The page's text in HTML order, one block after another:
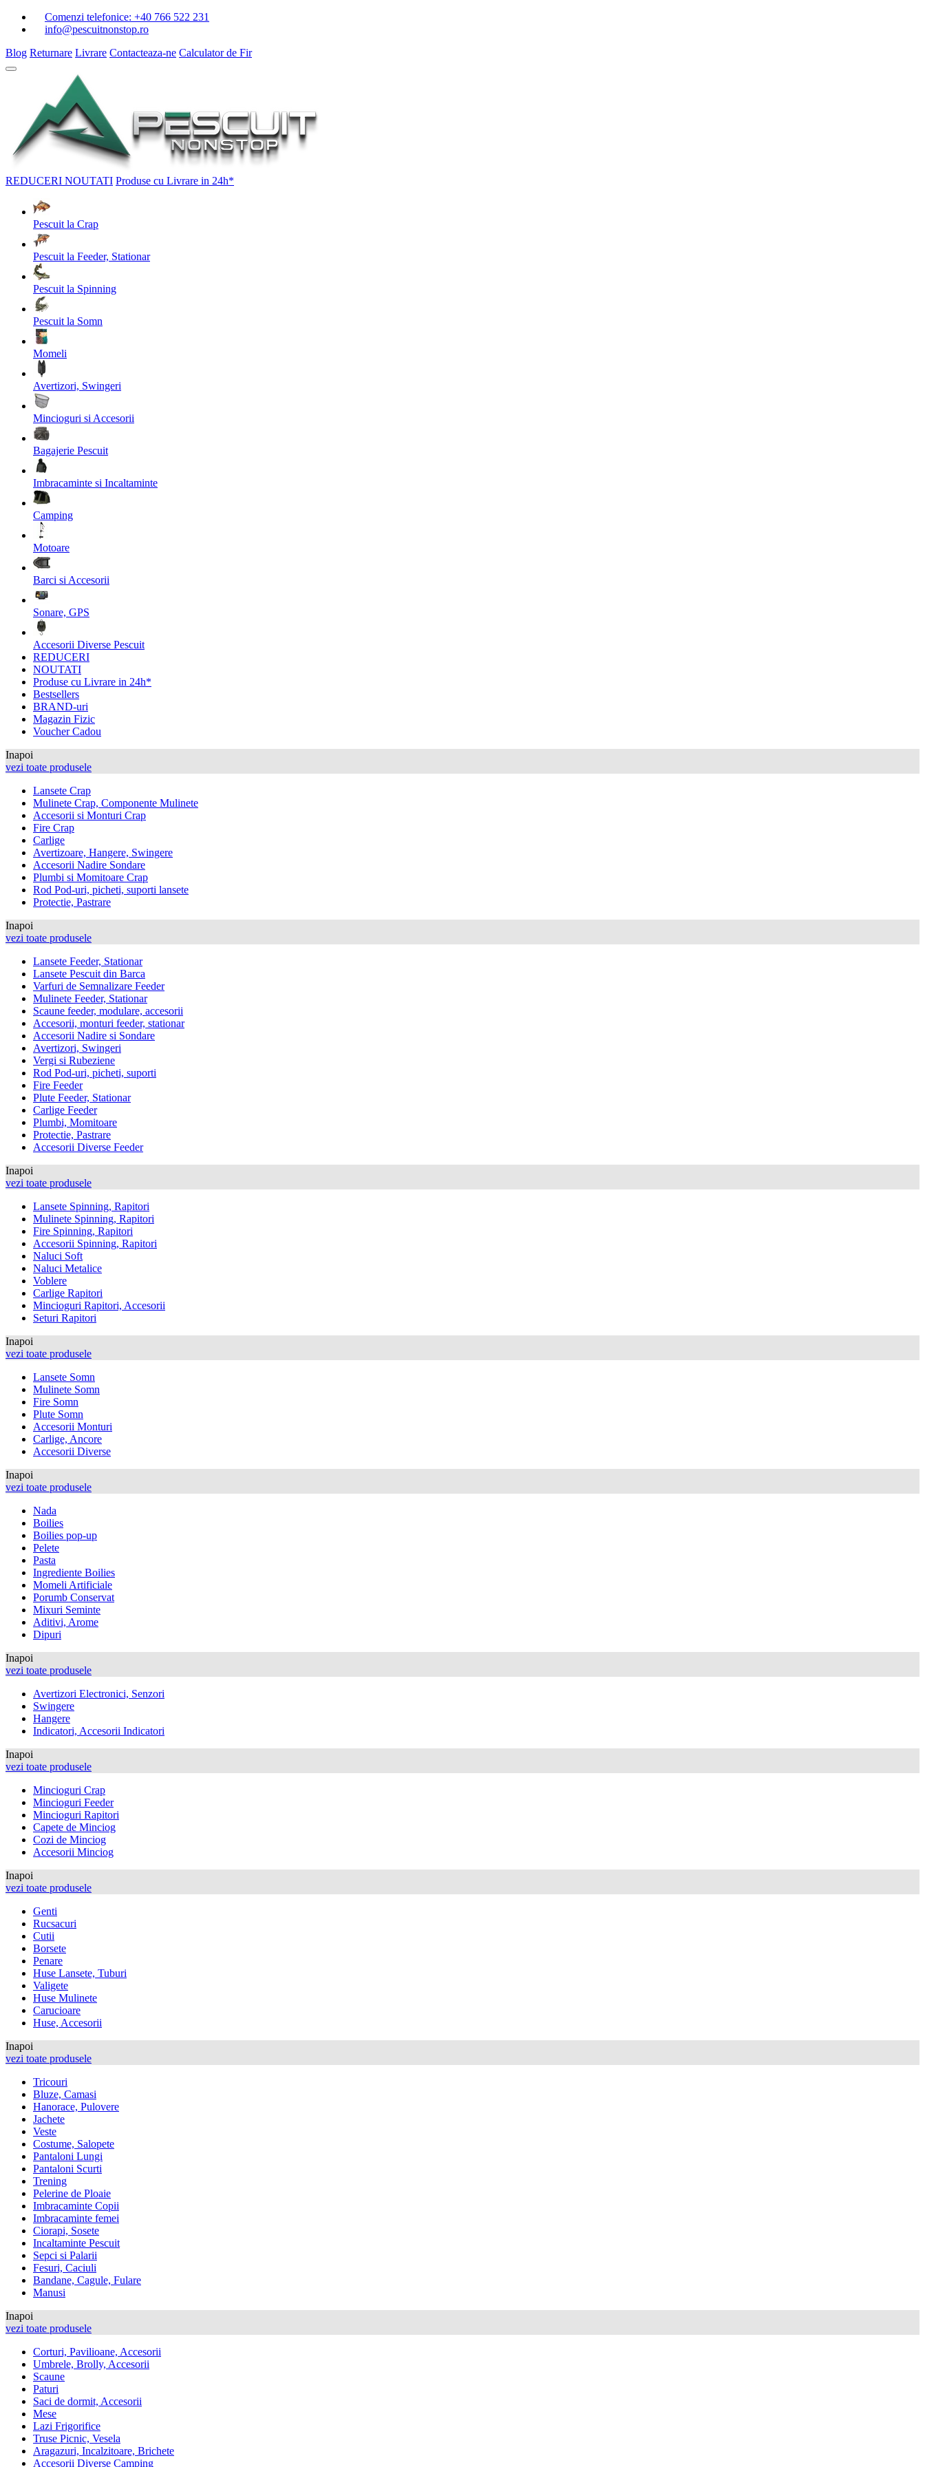
Comenzi telefonice: +40 766 522 231
info@pescuitnonstop.ro
Blog Returnare Livrare Contacteaza-ne Calculator de Fir
REDUCERI NOUTATI Produse cu Livrare in 24h*
Pescuit la Crap
Pescuit la Feeder, Stationar
Pescuit la Spinning
Pescuit la Somn
Momeli
Avertizori, Swingeri
Mincioguri si Accesorii
Bagajerie Pescuit
Imbracaminte si Incaltaminte
Camping
Motoare
Barci si Accesorii
Sonare, GPS
Accesorii Diverse Pescuit
REDUCERI
NOUTATI
Produse cu Livrare in 24h*
Bestsellers
BRAND-uri
Magazin Fizic
Voucher Cadou
Inapoi
vezi toate produsele
Lansete Crap
Mulinete Crap, Componente Mulinete
Accesorii si Monturi Crap
Fire Crap
Carlige
Avertizoare, Hangere, Swingere
Accesorii Nadire Sondare
Plumbi si Momitoare Crap
Rod Pod-uri, picheti, suporti lansete
Protectie, Pastrare
Inapoi
vezi toate produsele
Lansete Feeder, Stationar
Lansete Pescuit din Barca
Varfuri de Semnalizare Feeder
Mulinete Feeder, Stationar
Scaune feeder, modulare, accesorii
Accesorii, monturi feeder, stationar
Accesorii Nadire si Sondare
Avertizori, Swingeri
Vergi si Rubeziene
Rod Pod-uri, picheti, suporti
Fire Feeder
Plute Feeder, Stationar
Carlige Feeder
Plumbi, Momitoare
Protectie, Pastrare
Accesorii Diverse Feeder
Inapoi
vezi toate produsele
Lansete Spinning, Rapitori
Mulinete Spinning, Rapitori
Fire Spinning, Rapitori
Accesorii Spinning, Rapitori
Naluci Soft
Naluci Metalice
Voblere
Carlige Rapitori
Mincioguri Rapitori, Accesorii
Seturi Rapitori
Inapoi
vezi toate produsele
Lansete Somn
Mulinete Somn
Fire Somn
Plute Somn
Accesorii Monturi
Carlige, Ancore
Accesorii Diverse
Inapoi
vezi toate produsele
Nada
Boilies
Boilies pop-up
Pelete
Pasta
Ingrediente Boilies
Momeli Artificiale
Porumb Conservat
Mixuri Seminte
Aditivi, Arome
Dipuri
Inapoi
vezi toate produsele
Avertizori Electronici, Senzori
Swingere
Hangere
Indicatori, Accesorii Indicatori
Inapoi
vezi toate produsele
Mincioguri Crap
Mincioguri Feeder
Mincioguri Rapitori
Capete de Minciog
Cozi de Minciog
Accesorii Minciog
Inapoi
vezi toate produsele
Genti
Rucsacuri
Cutii
Borsete
Penare
Huse Lansete, Tuburi
Valigete
Huse Mulinete
Carucioare
Huse, Accesorii
Inapoi
vezi toate produsele
Tricouri
Bluze, Camasi
Hanorace, Pulovere
Jachete
Veste
Costume, Salopete
Pantaloni Lungi
Pantaloni Scurti
Trening
Pelerine de Ploaie
Imbracaminte Copii
Imbracaminte femei
Ciorapi, Sosete
Incaltaminte Pescuit
Sepci si Palarii
Fesuri, Caciuli
Bandane, Cagule, Fulare
Manusi
Inapoi
vezi toate produsele
Corturi, Pavilioane, Accesorii
Umbrele, Brolly, Accesorii
Scaune
Paturi
Saci de dormit, Accesorii
Mese
Lazi Frigorifice
Truse Picnic, Vesela
Aragazuri, Incalzitoare, Brichete
Accesorii Diverse Camping